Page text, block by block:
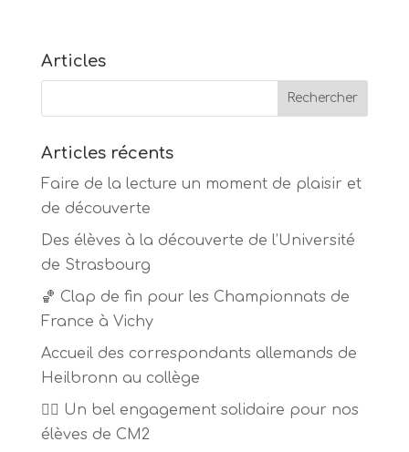
Articles
Articles récents
Faire de la lecture un moment de plaisir et
de découverte
Des élèves à la découverte de l’Université
de Strasbourg
🏀 Clap de fin pour les Championnats de
France à Vichy
Accueil des correspondants allemands de
Heilbronn au collège
🏃‍♂️ Un bel engagement solidaire pour nos
élèves de CM2